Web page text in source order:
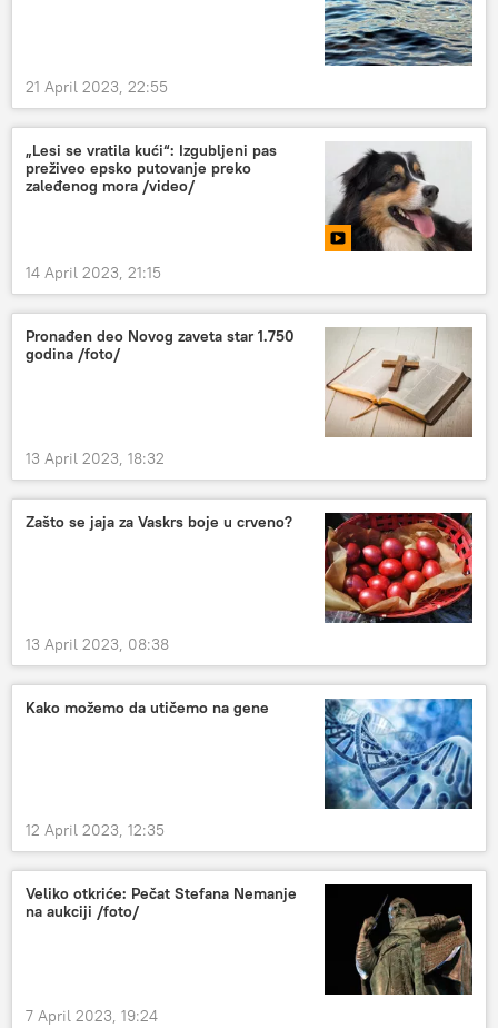
21 April 2023, 22:55
„Lesi se vratila kući“: Izgubljeni pas
preživeo epsko putovanje preko
zaleđenog mora /video/
14 April 2023, 21:15
Pronađen deo Novog zaveta star 1.750
godina /foto/
13 April 2023, 18:32
Zašto se jaja za Vaskrs boje u crveno?
13 April 2023, 08:38
Kako možemo da utičemo na gene
12 April 2023, 12:35
Veliko otkriće: Pečat Stefana Nemanje
na aukciji /foto/
7 April 2023, 19:24